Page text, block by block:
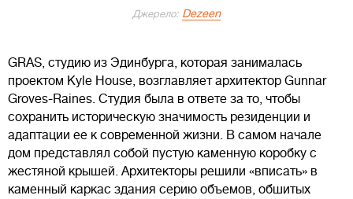
Джерело: Dezeen
GRAS, студию из Эдинбурга, которая занималась
проектом Kyle House, возглавляет архитектор Gunnar
Groves-Raines. Студия была в ответе за то, чтобы
сохранить историческую значимость резиденции и
адаптации ее к современной жизни. В самом начале
дом представлял собой пустую каменную коробку с
жестяной крышей. Архитекторы решили «вписать» в
каменный каркас здания серию объемов, обшитых